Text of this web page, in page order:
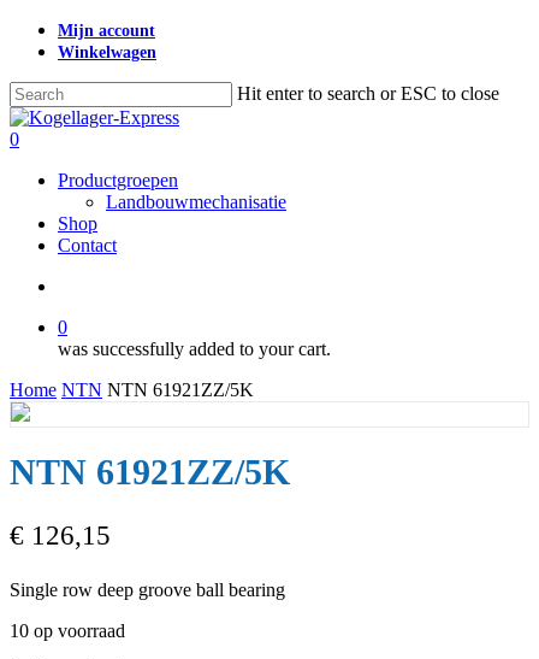
Skip
content
Mijn account
Winkelwagen
Hit enter to search or ESC to close
Close
Search
search
0
Productgroepen
Landbouwmechanisatie
Shop
Contact
0
was successfully added to your cart.
Home NTN NTN 61921ZZ/5K
NTN 61921ZZ/5K
€ 126,15
Single row deep groove ball bearing
10 op voorraad